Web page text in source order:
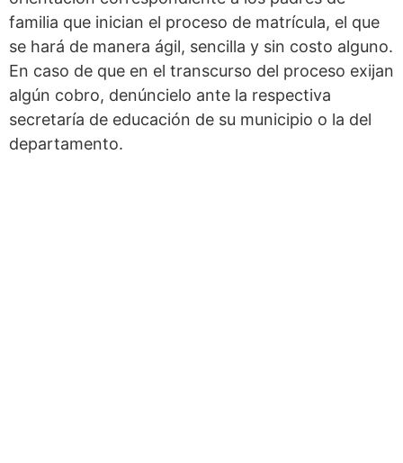
familia que inician el proceso de matrícula, el que
se hará de manera ágil, sencilla y sin costo alguno.
En caso de que en el transcurso del proceso exijan
algún cobro, denúncielo ante la respectiva
secretaría de educación de su municipio o la del
departamento.